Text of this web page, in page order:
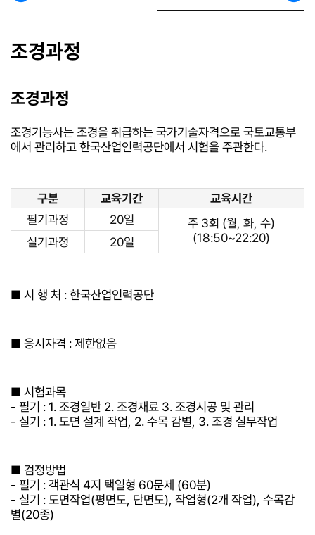
조경과정
조경과정
조경기능사는 조경을 취급하는 국가기술자격으로 국토교통부
에서 관리하고 한국산업인력공단에서 시험을 주관한다.
구분 교육기간
교육시간
필기과정
20일
주 3회 (월, 화, 수)
(18:50~22:20)
실기과정 20일
■ 시 행 처 : 한국산업인력공단
■ 응시자격 : 제한없음
■ 시험과목
- 필기 : 1. 조경일반 2. 조경재료 3. 조경시공 및 관리
- 실기 : 1. 도면 설계 작업, 2. 수목 감별, 3. 조경 실무작업
■ 검정방법
- 필기 : 객관식 4지 택일형 60문제 (60분)
- 실기 : 도면작업(평면도, 단면도), 작업형(2개 작업), 수목감
별(20종)